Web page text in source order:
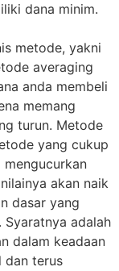
dana minim.
metode, yakni
averaging
anda membeli
memang
turun. Metode
yang cukup
mengucurkan
akan naik
dasar yang
adalah
dalam keadaan
dan terus